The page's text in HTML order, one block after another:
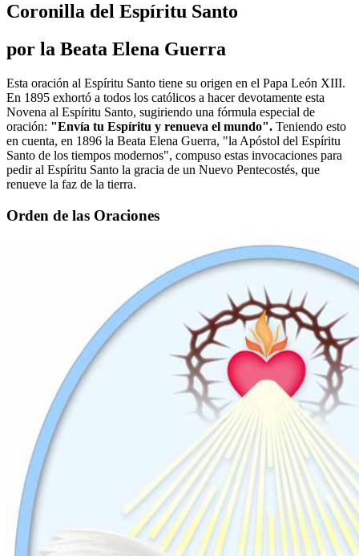
Coronilla del Espíritu Santo
por la Beata Elena Guerra
Esta oración al Espíritu Santo tiene su origen en el Papa León XIII.
En 1895 exhortó a todos los católicos a hacer devotamente esta
Novena al Espíritu Santo, sugiriendo una fórmula especial de
oración: "Envía tu Espíritu y renueva el mundo". Teniendo esto
en cuenta, en 1896 la Beata Elena Guerra, "la Apóstol del Espíritu
Santo de los tiempos modernos", compuso estas invocaciones para
pedir al Espíritu Santo la gracia de un Nuevo Pentecostés, que
renueve la faz de la tierra.
Orden de las Oraciones